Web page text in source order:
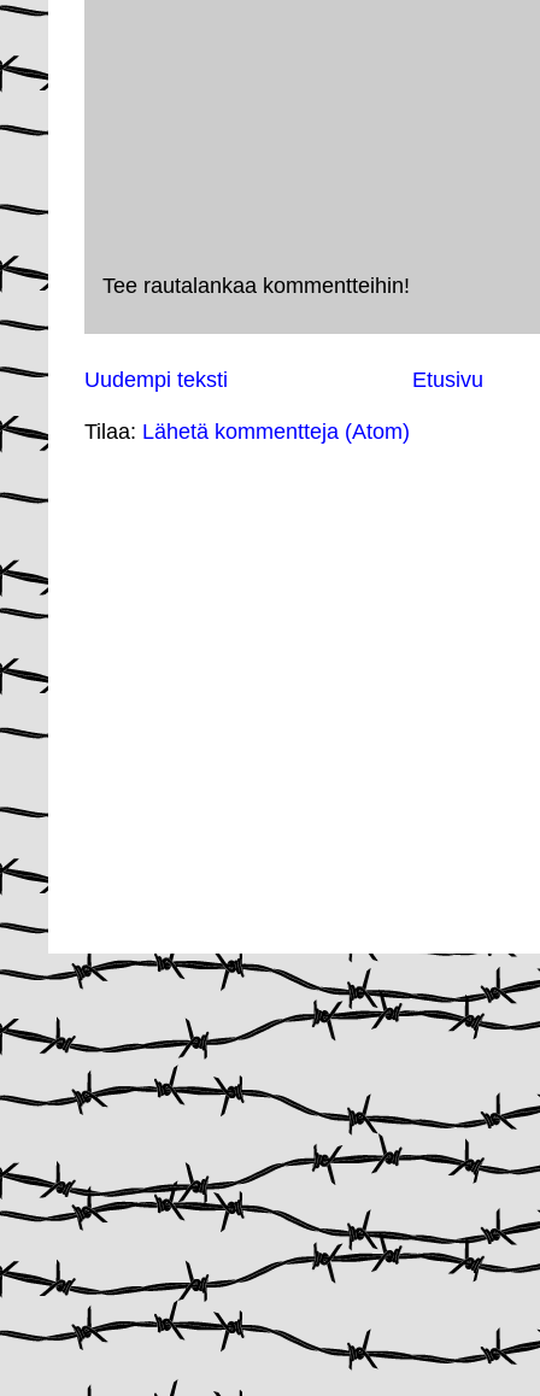
Tee rautalankaa kommentteihin!
Uudempi teksti Etusivu
Tilaa: Lähetä kommentteja (Atom)